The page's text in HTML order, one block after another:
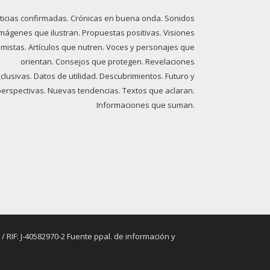
confirmadas. Crónicas en buena onda. Sonidos
que ilustran. Propuestas positivas. Visiones
Artículos que nutren. Voces y personajes que
orientan. Consejos que protegen. Revelaciones
Datos de utilidad. Descubrimientos. Futuro y
Nuevas tendencias. Textos que aclaran.
Informaciones que suman.
J-40582970-2 Fuente ppal. de información y